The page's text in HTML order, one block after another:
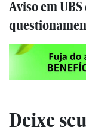
Aviso em
Deixe